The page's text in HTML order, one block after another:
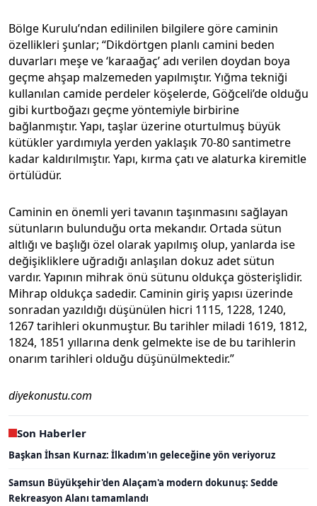
Bölge Kurulu’ndan edilinilen bilgilere göre caminin
özellikleri şunlar; “Dikdörtgen planlı camini beden
duvarları meşe ve ‘karaağaç’ adı verilen doydan boya
geçme ahşap malzemeden yapılmıştır. Yığma tekniği
kullanılan camide perdeler köşelerde, Göğceli’de olduğu
gibi kurtboğazı geçme yöntemiyle birbirine
bağlanmıştır. Yapı, taşlar üzerine oturtulmuş büyük
kütükler yardımıyla yerden yaklaşık 70-80 santimetre
kadar kaldırılmıştır. Yapı, kırma çatı ve alaturka kiremitle
örtülüdür.
Caminin en önemli yeri tavanın taşınmasını sağlayan
sütunların bulunduğu orta mekandır. Ortada sütun
altlığı ve başlığı özel olarak yapılmış olup, yanlarda ise
değişikliklere uğradığı anlaşılan dokuz adet sütun
vardır. Yapının mihrak önü sütunu oldukça gösterişlidir.
Mihrap oldukça sadedir. Caminin giriş yapısı üzerinde
sonradan yazıldığı düşünülen hicri 1115, 1228, 1240,
1267 tarihleri okunmuştur. Bu tarihler miladi 1619, 1812,
1824, 1851 yıllarına denk gelmekte ise de bu tarihlerin
onarım tarihleri olduğu düşünülmektedir.”
diyekonustu.com
Son Haberler
Başkan İhsan Kurnaz: İlkadım'ın geleceğine yön veriyoruz
Samsun Büyükşehir'den Alaçam'a modern dokunuş: Sedde
Rekreasyon Alanı tamamlandı